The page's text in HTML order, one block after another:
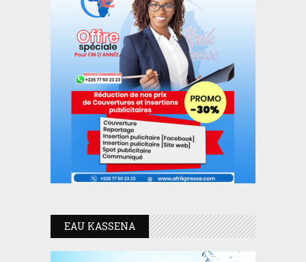
EAU KASSENA